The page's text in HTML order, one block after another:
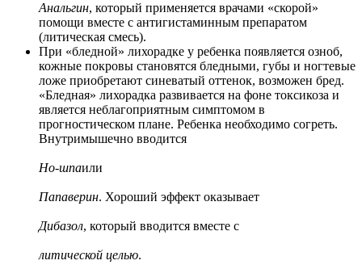
Анальгин, который применяется врачами «скорой»
помощи вместе с антигистаминным препаратом
(литическая смесь).
При «бледной» лихорадке у ребенка появляется озноб,
кожные покровы становятся бледными, губы и ногтевые
ложе приобретают синеватый оттенок, возможен бред.
«Бледная» лихорадка развивается на фоне токсикоза и
является неблагоприятным симптомом в
прогностическом плане. Ребенка необходимо согреть.
Внутримышечно вводится
Но-шпаили
Папаверин. Хороший эффект оказывает
Дибазол, который вводится вместе с
литической целью.